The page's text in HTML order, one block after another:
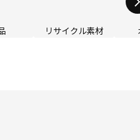
リサイクル素材